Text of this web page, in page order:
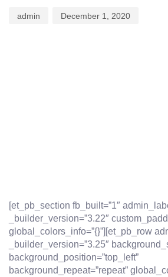
admin December 1, 2020
[et_pb_section fb_built=”1″
_builder_version=”3.22″
global_colors_info=”{}”][et_pb_row
_builder_version=”3.25″
background_position=”top_left”
background_repeat=”repeat”